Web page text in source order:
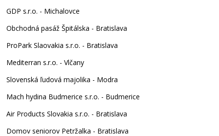
GDP s.r.o. - Michalovce
Obchodná pasáž Špitálska - Bratislava
ProPark Slaovakia s.r.o. - Bratislava
Mediterran s.r.o. - Vlčany
Slovenská ľudová majolika - Modra
Mach hydina Budmerice s.r.o. - Budmerice
Air Products Slovakia s.r.o. - Bratislava
Domov seniorov Petržalka - Bratislava